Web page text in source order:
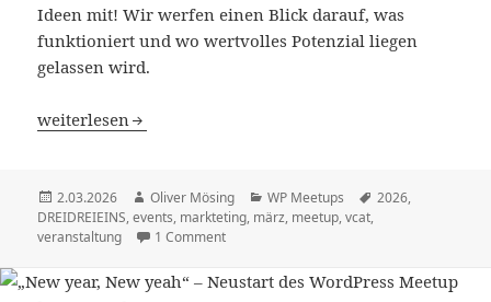
Ideen mit! Wir werfen einen Blick darauf, was
funktioniert und wo wertvolles Potenzial liegen
gelassen wird.
„Eventmarketing – Tickets verkaufen und vermarkten“ –
weiterlesen
Veröffentlicht
am
2.03.2026 Autor
Oliver Mösing Kategorien
WP Meetups Schlagwörter
2026,
DREIDREIEINS,events, markteting, märz, meetup,vcat,
veranstaltung
1 Comment